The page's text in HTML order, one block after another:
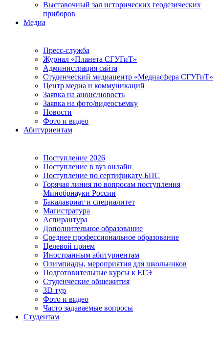
Выставочный зал исторических геодезических
приборов
Медиа
Пресс-служба
Журнал «Планета СГУГиТ»
Администрация сайта
Студенческий медиацентр «Медиасфера СГУГиТ»
Центр медиа и коммуникаций
Заявка на анонс/новость
Заявка на фото/видеосъемку
Новости
Фото и видео
Абитуриентам
Поступление 2026
Поступление в вуз онлайн
Поступление по сертификату БПС
Горячая линия по вопросам поступления
Минобрнауки России
Бакалавриат и специалитет
Магистратура
Аспирантура
Дополнительное образование
Среднее профессиональное образование
Целевой прием
Иностранным абитуриентам
Олимпиады, мероприятия для школьников
Подготовительные курсы к ЕГЭ
Студенческие общежития
3D тур
Фото и видео
Часто задаваемые вопросы
Студентам